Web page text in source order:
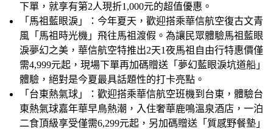
下單，就享有第2人現折1,000元的超值優惠。
「馬祖藍眼淚」：今年夏天，歡迎搭乘華信航空復古文青
風「馬祖時光機」飛往馬祖渡假。為讓民眾體驗馬祖藍眼
淚夢幻之美，華信航空特推出2天1夜馬祖自由行特惠價僅
需4,999元起，現場下單再加碼贈送「夢幻藍眼淚坑道船」
體驗，絕對是今夏最具話題性的打卡亮點。
「台東熱氣球」：歡迎搭乘華信航空班機到台東，體驗台
東熱氣球嘉年華早鳥熱潮，入住奢華鹿鳴溫泉酒店，一泊
二食頂級享受僅需6,299元起，另加碼贈送「質感野餐墊」